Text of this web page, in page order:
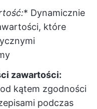
* Dynamicznie
które
zawartości:
kątem zgodności
podczas